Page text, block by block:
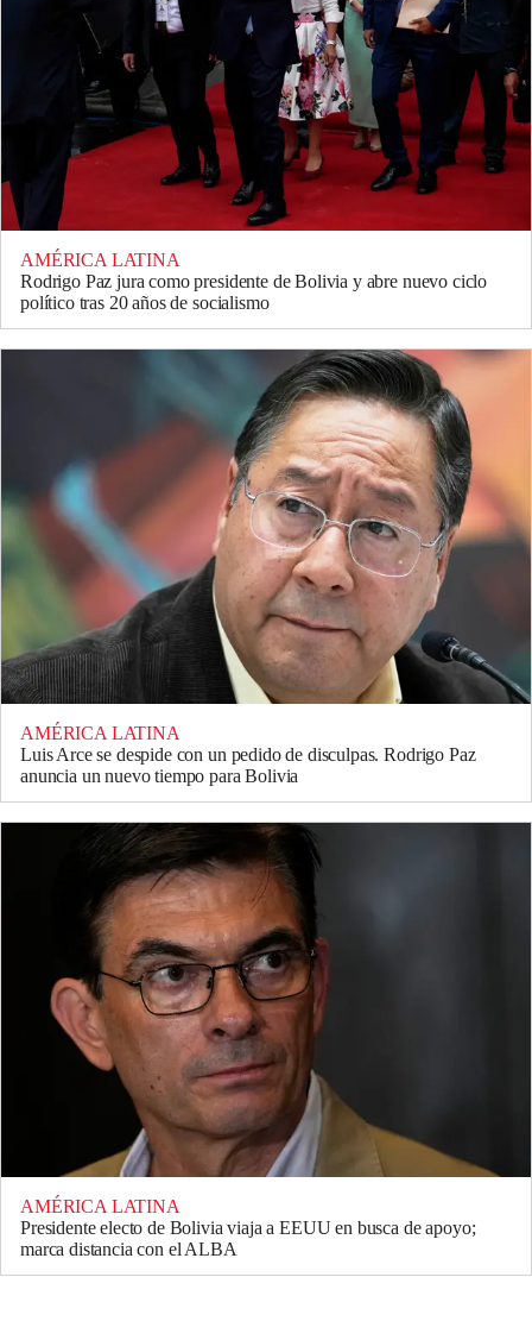
AMÉRICA LATINA
Rodrigo Paz jura como presidente de Bolivia y abre nuevo ciclo
político tras 20 años de socialismo
AMÉRICA LATINA
Luis Arce se despide con un pedido de disculpas. Rodrigo Paz
anuncia un nuevo tiempo para Bolivia
AMÉRICA LATINA
Presidente electo de Bolivia viaja a EEUU en busca de apoyo;
marca distancia con el ALBA